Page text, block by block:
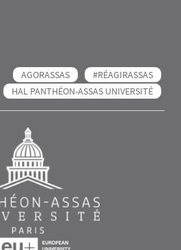
AGORASSAS
#RÉAGIRASSAS
HAL PANTHÉON-ASSAS UNIVERSITÉ